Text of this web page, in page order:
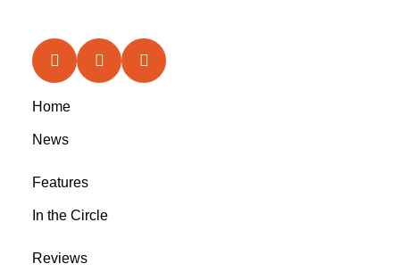
Home
News
Features
In the Circle
Reviews